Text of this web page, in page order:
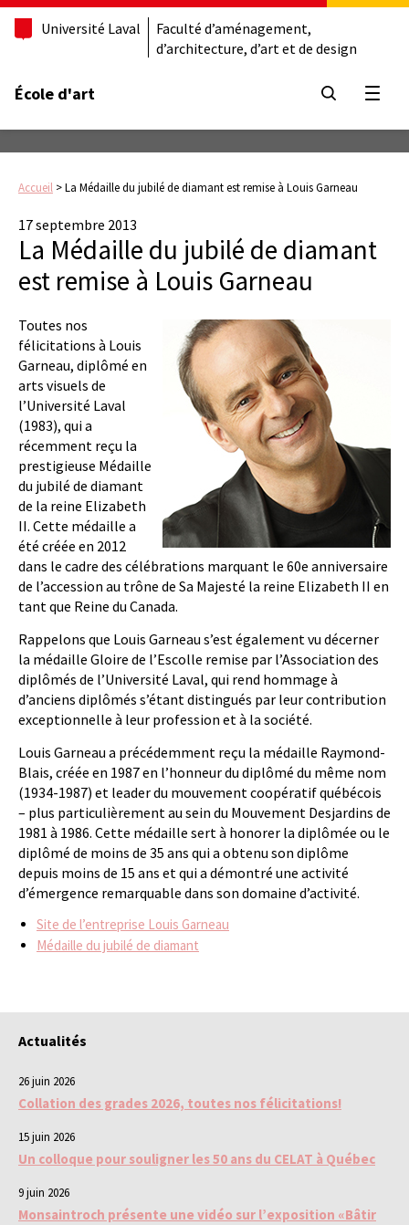
Université Laval
Faculté d’aménagement,
d’architecture, d’art et de design
École d'art
Accueil >La Médaille du jubilé de diamant est remise à Louis Garneau
17 septembre 2013
La Médaille du jubilé de diamant
est remise à Louis Garneau
Toutes nos
félicitations à Louis
Garneau, diplômé en
arts visuels de
l’Université Laval
(1983), qui a
récemment reçu la
prestigieuse Médaille
du jubilé de diamant
de la reine Elizabeth
II. Cette médaille a
été créée en 2012
dans le cadre des célébrations marquant le 60e anniversaire
de l’accession au trône de Sa Majesté la reine Elizabeth II en
tant que Reine du Canada.
Rappelons que Louis Garneau s’est également vu décerner
la médaille Gloire de l’Escolle remise par l’Association des
diplômés de l’Université Laval, qui rend hommage à
d’anciens diplômés s’étant distingués par leur contribution
exceptionnelle à leur profession et à la société.
Louis Garneau a précédemment reçu la médaille Raymond-
Blais, créée en 1987 en l’honneur du diplômé du même nom
(1934-1987) et leader du mouvement coopératif québécois
– plus particulièrement au sein du Mouvement Desjardins de
1981 à 1986. Cette médaille sert à honorer la diplômée ou le
diplômé de moins de 35 ans qui a obtenu son diplôme
depuis moins de 15 ans et qui a démontré une activité
d’émergence remarquable dans son domaine d’activité.
Site de l’entreprise Louis Garneau
Médaille du jubilé de diamant
Actualités
26 juin 2026
Collation des grades 2026, toutes nos félicitations!
15 juin 2026
Un colloque pour souligner les 50 ans du CELAT à Québec
9 juin 2026
Monsaintroch présente une vidéo sur l’exposition «Bâtir